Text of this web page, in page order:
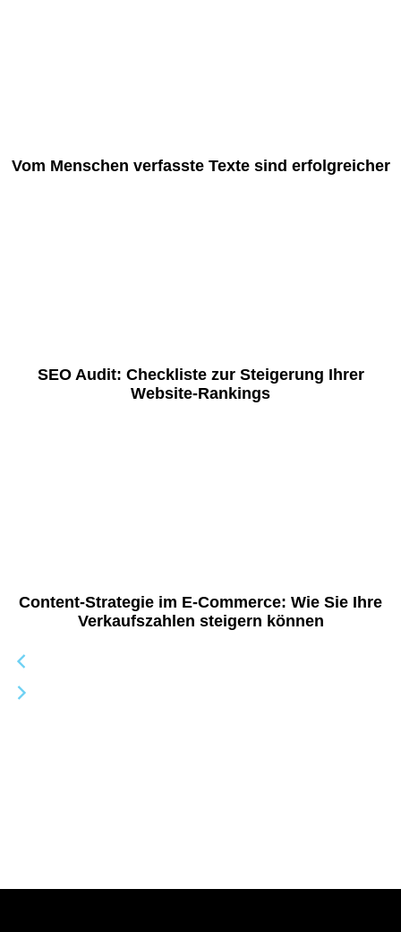
Vom Menschen verfasste Texte sind erfolgreicher
SEO Audit: Checkliste zur Steigerung Ihrer
Website-Rankings
Content-Strategie im E-Commerce: Wie Sie Ihre
Verkaufszahlen steigern können